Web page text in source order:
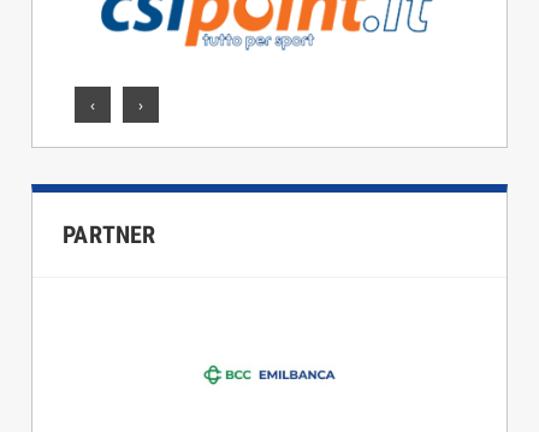
‹ ›
PARTNER